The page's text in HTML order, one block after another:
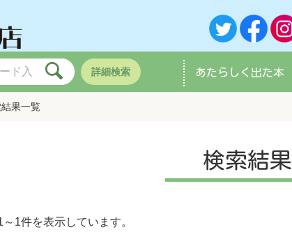
詳細検索 あたらしく 出た本
果一覧
検索結
～1件を表示しています。